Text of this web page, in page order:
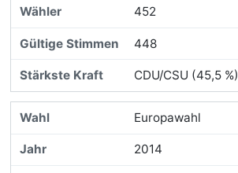
452
448
CDU/CSU (45,5 %)
Europawahl
2014